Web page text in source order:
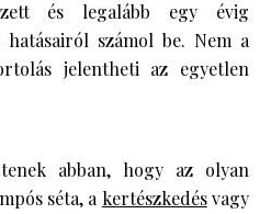
és legalább egy évig
számol be. Nem a
jelentheti az egyetlen
abban, hogy az olyan
séta, a kertészkedésvagy